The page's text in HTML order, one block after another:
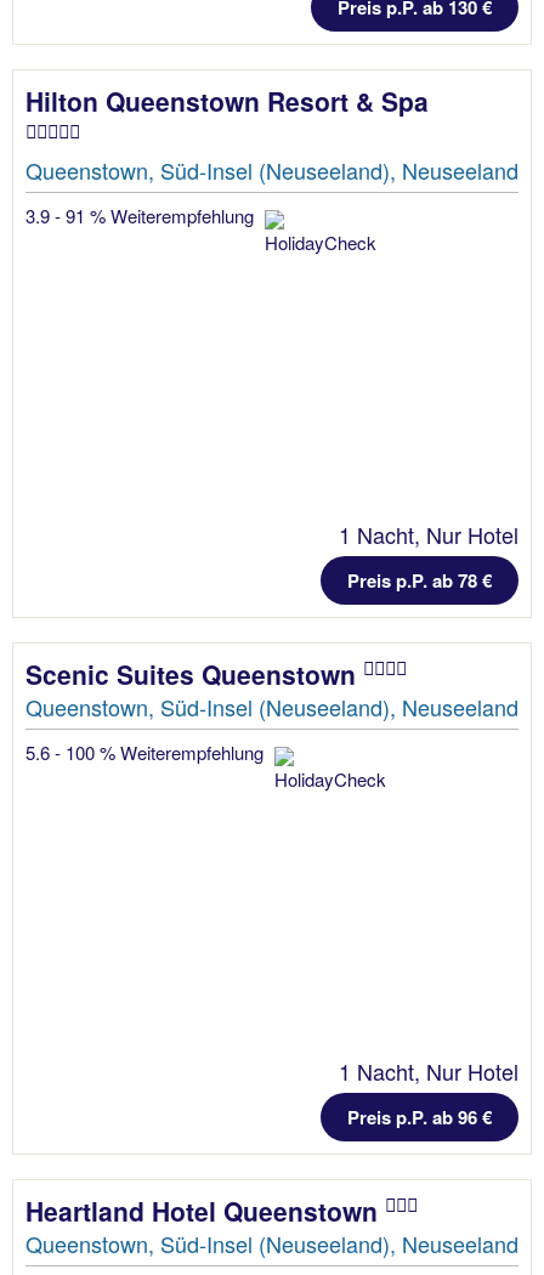
Preis p.P. ab 130 €
Hilton Queenstown Resort & Spa
Queenstown, Süd-Insel (Neuseeland), Neuseeland
3.9 - 91 % Weiterempfehlung
1 Nacht, Nur Hotel
Preis p.P. ab 78 €
Scenic Suites Queenstown
Queenstown, Süd-Insel (Neuseeland), Neuseeland
5.6 - 100 % Weiterempfehlung
1 Nacht, Nur Hotel
Preis p.P. ab 96 €
Heartland Hotel Queenstown
Queenstown, Süd-Insel (Neuseeland), Neuseeland